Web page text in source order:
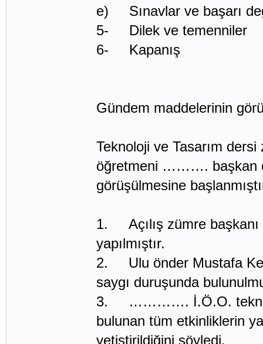
e) Sınavlar ve başarı
5- Dilek ve temenniler
6- Kapanış
Gündem maddelerinin
Teknoloji ve Tasarım
öğretmeni ………. başkan
görüşülmesine
1. Açılış zümre
yapılmıştır.
2. Ulu önder Mustafa
saygı duruşunda
3. …………. İ.Ö.O.
bulunan tüm etkinliklerin
yetiştirildiğini söyledi.